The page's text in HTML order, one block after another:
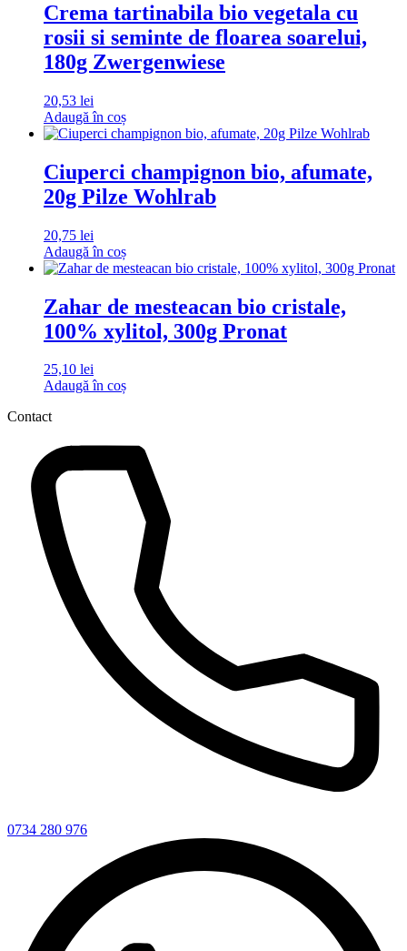
Crema tartinabila bio vegetala cu
rosii si seminte de floarea soarelui,
180g Zwergenwiese
20,53 lei
Adaugă în coș
Ciuperci champignon bio, afumate,
20g Pilze Wohlrab
20,75 lei
Adaugă în coș
Zahar de mesteacan bio cristale,
100% xylitol, 300g Pronat
25,10 lei
Adaugă în coș
Contact
0734 280 976